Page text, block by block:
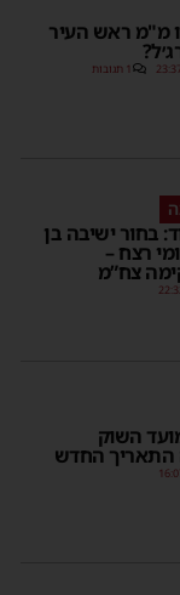
מ"מ ראש העיר
1 תגובות
בחור ישיבה בן
רצח –
צח”מ
השוק
התאריך החדש